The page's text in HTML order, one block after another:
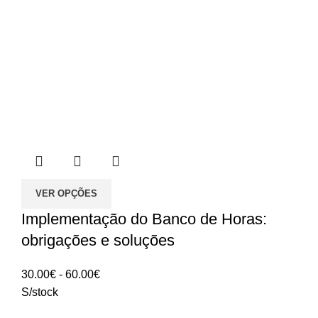
VER OPÇÕES
Implementação do Banco de Horas:
obrigações e soluções
30.00€ - 60.00€Intervalo
S/stock